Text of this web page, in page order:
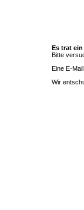
Es trat
Bitte
Eine E-
Wir